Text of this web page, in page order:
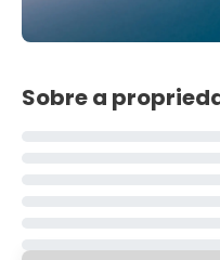
Sobre a